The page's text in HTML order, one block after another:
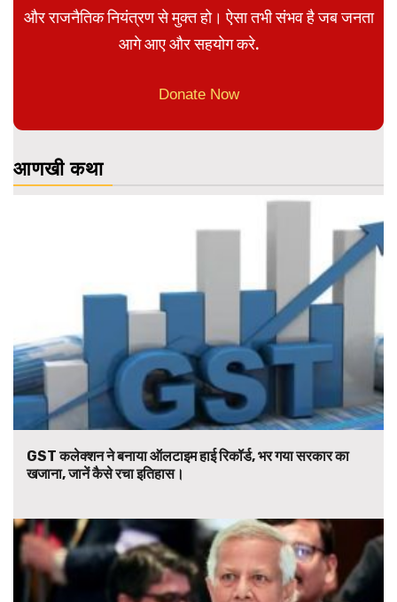
और राजनैतिक नियंत्रण से मुक्त हो। ऐसा तभी संभव है जब जनता
आगे आए और सहयोग करे.
Donate Now
आणखी कथा
GST कलेक्शन ने बनाया ऑलटाइम हाई रिकॉर्ड, भर गया सरकार का
खजाना, जानें कैसे रचा इतिहास।